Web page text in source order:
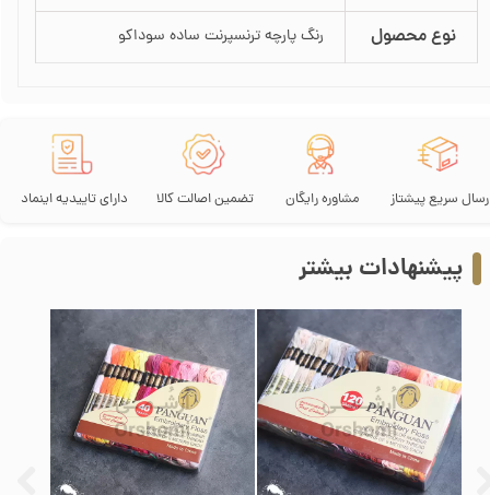
نوع محصول رنگ پارچه ترنسپرنت ساده سوداکو
تضمین اصالت کالا مشاوره رایگان سریع پیشتاز دارای تاییدیه اینماد
پیشنهادات بیشتر